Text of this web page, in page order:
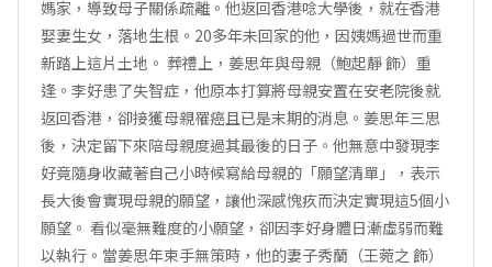
媽家，導致母子關係疏離。他返回香港唸大學後，就在香港
娶妻生女，落地生根。20多年未回家的他，因姨媽過世而重
新踏上這片土地。 葬禮上，姜思年與母親（鮑起靜 飾）重
逢。李好患了失智症，他原本打算將母親安置在安老院後就
返回香港，卻接獲母親罹癌且已是末期的消息。姜思年三思
後，決定留下來陪母親度過其最後的日子。他無意中發現李
好竟隨身收藏著自己小時候寫給母親的「願望清單」，表示
長大後會實現母親的願望，讓他深感愧疚而決定實現這5個小
願望。 看似毫無難度的小願望，卻因李好身體日漸虛弱而難
以執行。當姜思年束手無策時，他的妻子秀蘭（王菀之 飾）